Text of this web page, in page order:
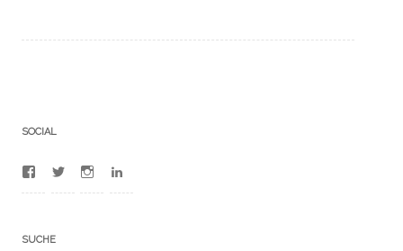
SOCIAL
Profil
anzeigen
Profil Profil
SUCHE